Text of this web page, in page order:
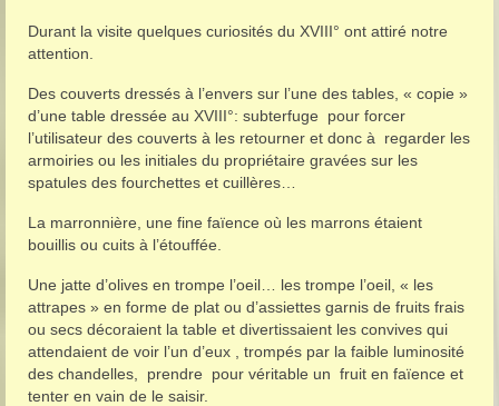
Durant la visite quelques curiosités du XVIII° ont attiré notre
attention.
Des couverts dressés à l’envers sur l’une des tables, « copie »
d’une table dressée au XVIII°: subterfuge pour forcer
l’utilisateur des couverts à les retourner et donc à regarder les
armoiries ou les initiales du propriétaire gravées sur les
spatules des fourchettes et cuillères…
La marronnière, une fine faïence où les marrons étaient
bouillis ou cuits à l’étouffée.
Une jatte d’olives en trompe l’oeil… les trompe l’oeil, « les
attrapes » en forme de plat ou d’assiettes garnis de fruits frais
ou secs décoraient la table et divertissaient les convives qui
attendaient de voir l’un d’eux , trompés par la faible luminosité
des chandelles, prendre pour véritable un fruit en faïence et
tenter en vain de le saisir.